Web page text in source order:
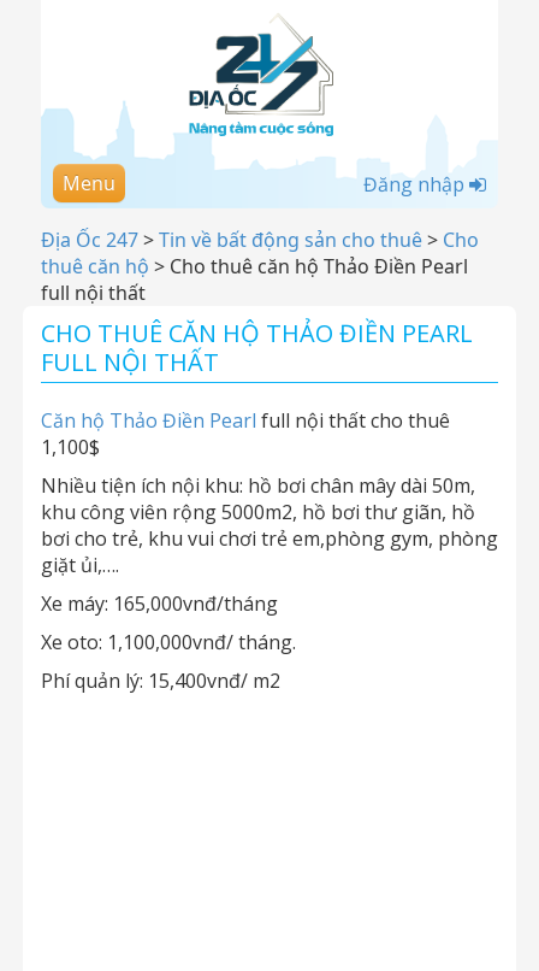
Menu Đăng nhập
Địa Ốc 247>Tin về bất động sản cho thuê> Cho
thuê căn hộ > Cho thuê căn hộ Thảo Điền Pearl
full nội thất
CHO THUÊ CĂN HỘ THẢO ĐIỀN PEARL
FULL NỘI THẤT
Căn hộ Thảo Điền Pearl full nội thất cho thuê
1,100$
Nhiều tiện ích nội khu: hồ bơi chân mây dài 50m,
khu công viên rộng 5000m2, hồ bơi thư giãn, hồ
bơi cho trẻ, khu vui chơi trẻ em,phòng gym, phòng
giặt ủi,….
Xe máy: 165,000vnđ/tháng
Xe oto: 1,100,000vnđ/ tháng.
Phí quản lý: 15,400vnđ/ m2